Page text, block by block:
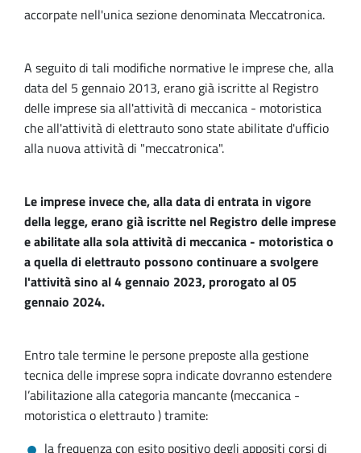
accorpate nell'unica sezione denominata Meccatronica.
A seguito di tali modifiche normative le imprese che, alla
data del 5 gennaio 2013, erano già iscritte al Registro
delle imprese sia all'attività di meccanica - motoristica
che all'attività di elettrauto sono state abilitate d'ufficio
alla nuova attività di "meccatronica".
Le imprese invece che, alla data di entrata in vigore
della legge, erano già iscritte nel Registro delle imprese
e abilitate alla sola attività di meccanica - motoristica o
a quella di elettrauto possono continuare a svolgere
l'attività sino al 4 gennaio 2023, prorogato al 05
gennaio 2024.
Entro tale termine le persone preposte alla gestione
tecnica delle imprese sopra indicate dovranno estendere
l’abilitazione alla categoria mancante (meccanica -
motoristica o elettrauto ) tramite:
la frequenza con esito positivo degli appositi corsi di